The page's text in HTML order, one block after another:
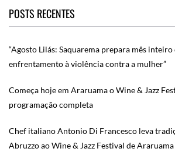
POSTS RECENTES
“Agosto Lilás: Saquarema prepara mês inteiro
enfrentamento à violência contra a mulher”
Começa hoje em Araruama o Wine & Jazz
programação completa
Chef italiano Antonio Di Francesco leva
Abruzzo ao Wine & Jazz Festival de Araruama